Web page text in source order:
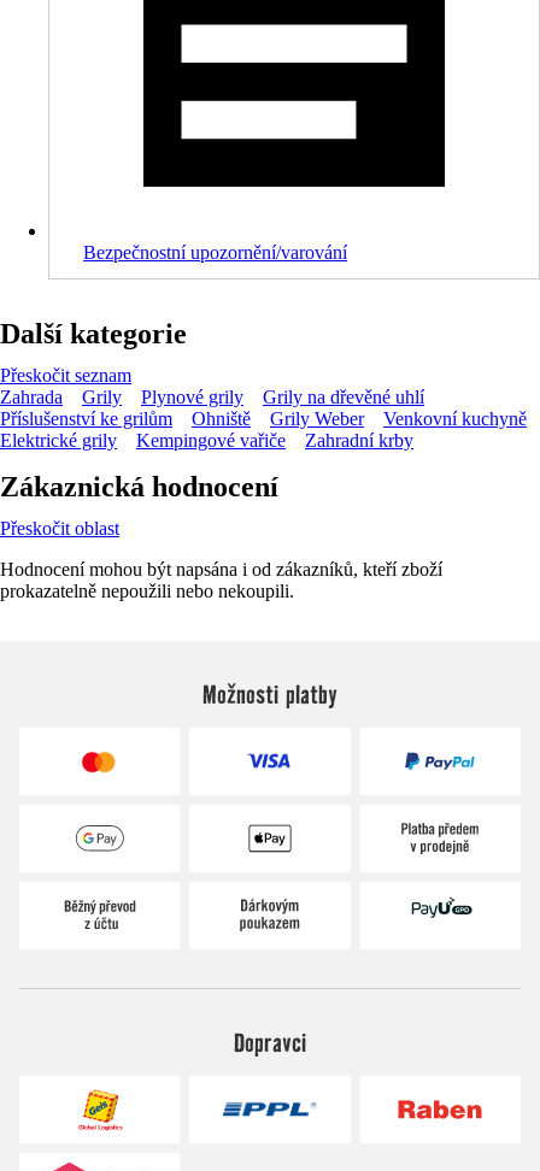
Bezpečnostní upozornění/varování
Další kategorie
Přeskočit seznam
Zahrada
Grily Plynové grily
Grily na dřevěné uhlí
Příslušenství ke grilům
Ohniště Grily Weber
Venkovní kuchyně
Elektrické grily
Kempingové vařiče Zahradní krby
Zákaznická hodnocení
Přeskočit oblast
Hodnocení mohou být napsána i od zákazníků, kteří zboží
prokazatelně nepoužili nebo nekoupili.
Možnosti platby
Dopravci